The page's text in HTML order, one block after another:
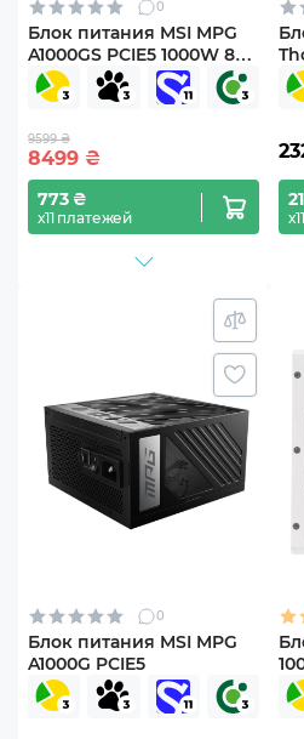
0
Блок питания MSI MPG
A1000GS PCIE5 1000W 80+
Gold
9599 ₴
8499 ₴
773 ₴
х11 платежей
0
Блок питания MSI MPG
A1000G PCIE5